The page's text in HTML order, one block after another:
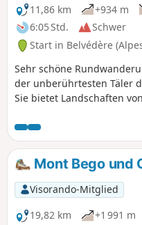
11,86 km
+934 m
6:05 Std.
Schwer
Start in Belvédère
Sehr schöne
der unberührtesten Täler
Sie bietet Landschaften
Umgebung. Die Berghütte
willkommenen Pause ein.
die Tierwelt: Gämsen,
(außerhalb der
Steinböcke.
Mont Bego und
Visorando-Mitglied
19,82 km
+1 991 m